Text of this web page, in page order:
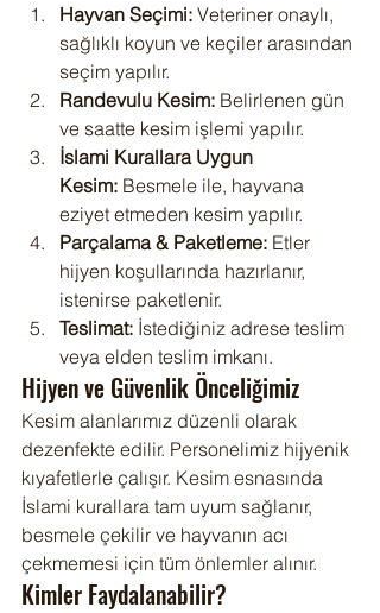
Hayvan Seçimi: Veteriner onaylı,
sağlıklı koyun ve keçiler arasından
seçim yapılır.
Randevulu Kesim: Belirlenen gün
ve saatte kesim işlemi yapılır.
İslami Kurallara Uygun
Kesim: Besmele ile, hayvana
eziyet etmeden kesim yapılır.
Parçalama & Paketleme: Etler
hijyen koşullarında hazırlanır,
istenirse paketlenir.
Teslimat: İstediğiniz adrese teslim
veya elden teslim imkanı.
Hijyen ve Güvenlik Önceliğimiz
Kesim alanlarımız düzenli olarak
dezenfekte edilir. Personelimiz hijyenik
kıyafetlerle çalışır. Kesim esnasında
İslami kurallara tam uyum sağlanır,
besmele çekilir ve hayvanın acı
çekmemesi için tüm önlemler alınır.
Kimler Faydalanabilir?